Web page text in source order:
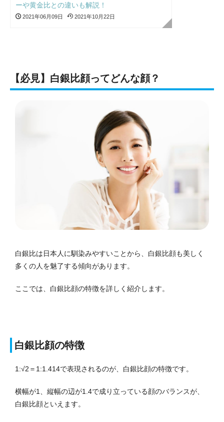
ーや黄金比との違いも解説！
2021年06月09日 2021年10月22日
【必見】白銀比顔ってどんな顔？
白銀比は日本人に馴染みやすいことから、白銀比顔も美しく
多くの人を魅了する傾向があります。
ここでは、白銀比顔の特徴を詳しく紹介します。
白銀比顔の特徴
1:√2＝1:1.414で表現されるのが、白銀比顔の特徴です。
横幅が1、縦幅の辺が1.4で成り立っている顔のバランスが、
白銀比顔といえます。